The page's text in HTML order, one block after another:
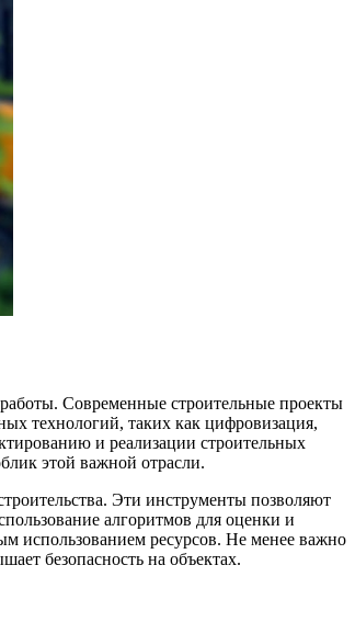
Современные строительные проекты
технологий, таких как цифровизация,
и реализации строительных
этой важной отрасли.
Эти инструменты позволяют
алгоритмов для оценки и
использованием ресурсов. Не менее важно
безопасность на объектах.